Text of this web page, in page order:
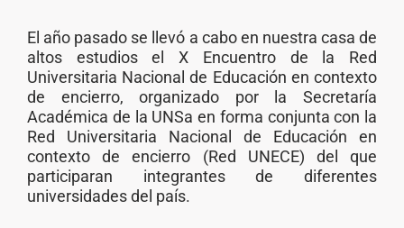
El año pasado se llevó a cabo en nuestra casa de
altos estudios el X Encuentro de la Red
Universitaria Nacional de Educación en contexto
de encierro, organizado por la Secretaría
Académica de la UNSa en forma conjunta con la
Red Universitaria Nacional de Educación en
contexto de encierro (Red UNECE) del que
participaran integrantes de diferentes
universidades del país.